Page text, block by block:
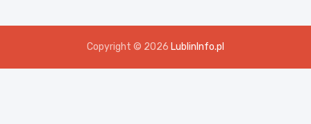
Copyright © 2026 LublinInfo.pl